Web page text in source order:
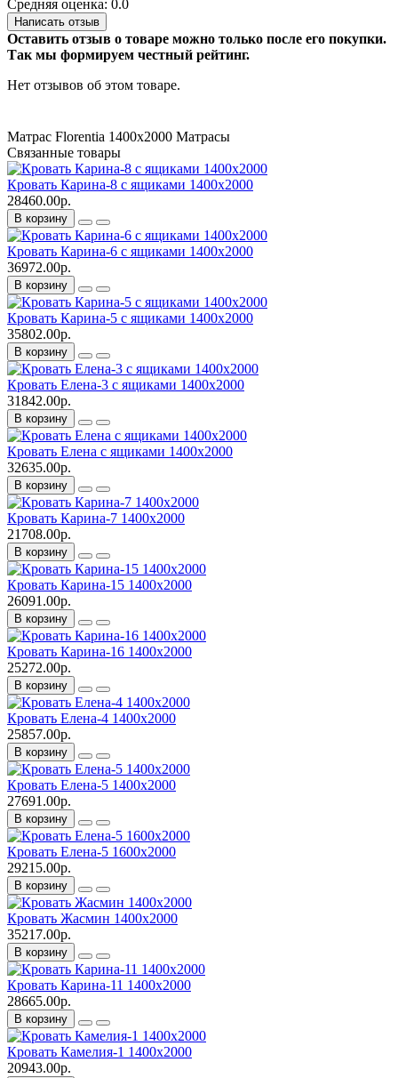
Средняя оценка: 0.0
Написать отзыв
Оставить отзыв о товаре можно только после его покупки.
Так мы формируем честный рейтинг.
Нет отзывов об этом товаре.
Матрас Florentia 1400х2000 Матрасы
Связанные товары
Кровать Карина-8 с ящиками 1400х2000
28460.00р.
В корзину
Кровать Карина-6 с ящиками 1400х2000
36972.00р.
В корзину
Кровать Карина-5 с ящиками 1400х2000
35802.00р.
В корзину
Кровать Елена-3 с ящиками 1400х2000
31842.00р.
В корзину
Кровать Елена с ящиками 1400х2000
32635.00р.
В корзину
Кровать Карина-7 1400х2000
21708.00р.
В корзину
Кровать Карина-15 1400х2000
26091.00р.
В корзину
Кровать Карина-16 1400х2000
25272.00р.
В корзину
Кровать Елена-4 1400х2000
25857.00р.
В корзину
Кровать Елена-5 1400х2000
27691.00р.
В корзину
Кровать Елена-5 1600х2000
29215.00р.
В корзину
Кровать Жасмин 1400х2000
35217.00р.
В корзину
Кровать Карина-11 1400х2000
28665.00р.
В корзину
Кровать Камелия-1 1400х2000
20943.00р.